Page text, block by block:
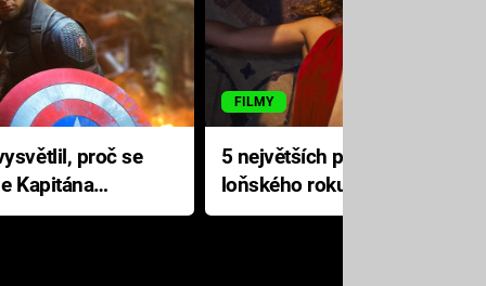
proč se
Kapitána
FILMY
5 největších propadáků
loňského roku: Disney na
jediné katastrofě prodělal 200